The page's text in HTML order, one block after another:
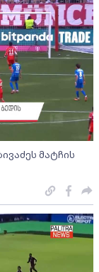
მატჩის